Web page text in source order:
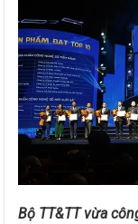
Bộ TT&TT vừa